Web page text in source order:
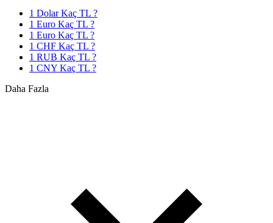
1 Dolar Kaç TL ?
1 Euro Kaç TL ?
1 Euro Kaç TL ?
1 CHF Kaç TL ?
1 RUB Kaç TL ?
1 CNY Kaç TL ?
Daha Fazla